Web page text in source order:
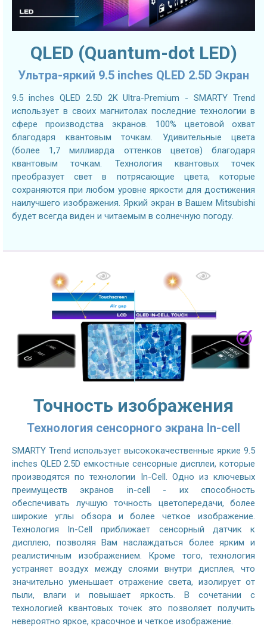
QLED (Quantum-dot LED)
Ультра-яркий 9.5 inches QLED 2.5D Экран
9.5 inches QLED 2.5D 2K Ultra-Premium - SMARTY Trend
использует в своих магнитолах последние технологии в
сфере производства экранов. 100% цветовой охват
благодаря квантовым точкам. Удивительные цвета
(более 1,7 миллиарда оттенков цветов) благодаря
квантовым точкам. Технология квантовых точек
преобразует свет в потрясающие цвета, которые
сохраняются при любом уровне яркости для достижения
наилучшего изображения. Яркий экран в Вашем Mitsubishi
будет всегда виден и читаемым в солнечную погоду.
Точность изображения
Технология сенсорного экрана In-cell
SMARTY Trend использует высококачественные яркие 9.5
inches QLED 2.5D емкостные сенсорные дисплеи, которые
производятся по технологии In-Cell. Одно из ключевых
преимуществ экранов in-cell - их способность
обеспечивать лучшую точность цветопередачи, более
широкие углы обзора и более четкое изображение.
Технология In-Cell приближает сенсорный датчик к
дисплею, позволяя Вам наслаждаться более ярким и
реалистичным изображением. Кроме того, технология
устраняет воздух между слоями внутри дисплея, что
значительно уменьшает отражение света, изолирует от
пыли, влаги и повышает яркость. В сочетании с
технологией квантовых точек это позволяет получить
невероятно яркое, красочное и четкое изображение.